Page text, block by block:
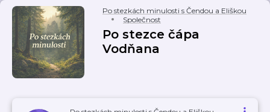
Po stezkách minulosti s Čendou a Eliškou
Společnost
Po stezce čápa
Vodňana